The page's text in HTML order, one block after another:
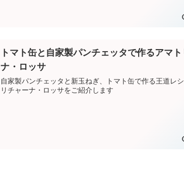
トマト缶と自家製パンチェッタで作るアマ
ナ・ロッサ
自家製パンチェッタと新玉ねぎ、トマト缶で作る王道レ
リチャーナ・ロッサをご紹介します